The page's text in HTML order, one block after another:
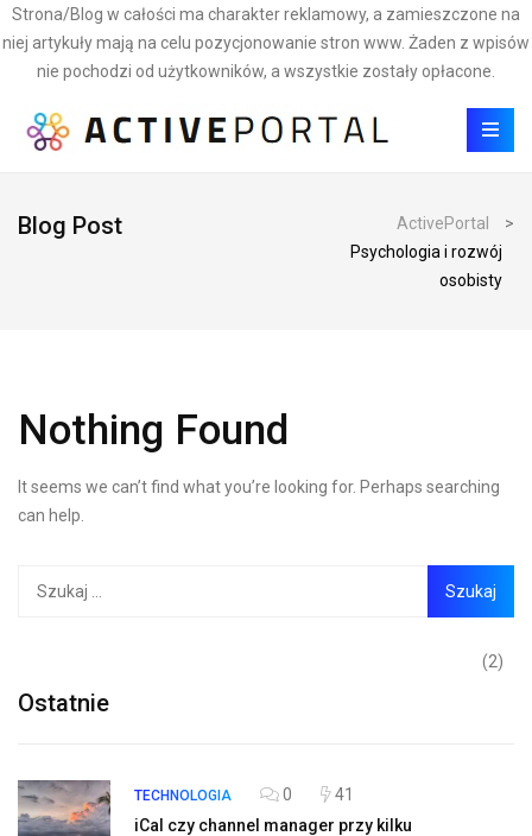
Strona/Blog w całości ma charakter reklamowy, a zamieszczone na
niej artykuły mają na celu pozycjonowanie stron www. Żaden z wpisów
nie pochodzi od użytkowników, a wszystkie zostały opłacone.
Blog Post ActivePortal
>
Psychologia i rozwój
osobisty
Nothing Found
It seems we can’t find what you’re looking for. Perhaps searching
can help.
Ostatnie
TECHNOLOGIA 0
41
iCal czy channel manager przy kilku
(2)